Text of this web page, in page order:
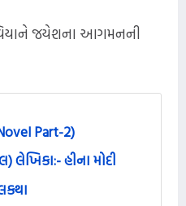
જયેશના આગમનની
Part-2)
લેખિકા:- હીના મોદી